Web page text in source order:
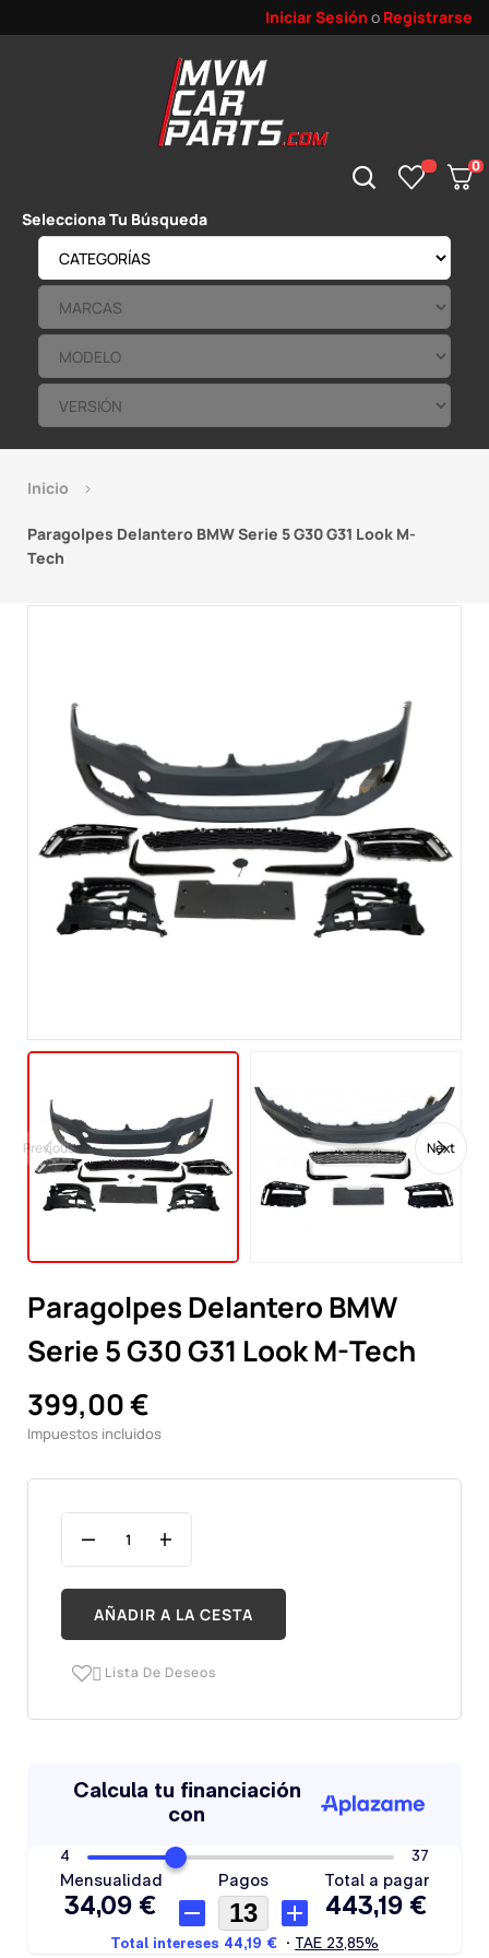
Iniciar Sesión o Registrarse
0
Selecciona Tu Búsqueda
Inicio
Paragolpes Delantero BMW Serie 5 G30 G31 Look M-
Tech
Previous Next
Paragolpes Delantero BMW
Serie 5 G30 G31 Look M-Tech
399,00 €
Impuestos incluidos
AÑADIR A LA CESTA
 Lista De Deseos